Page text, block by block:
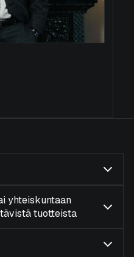
yhteiskuntaan
tuotteista